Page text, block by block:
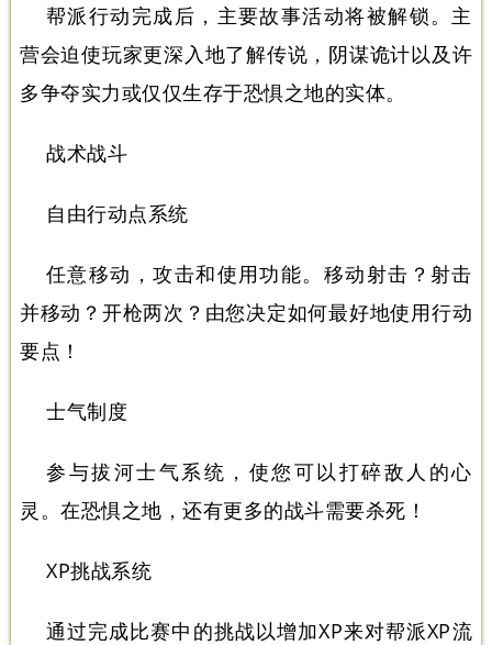
帮派行动完成后，主要故事活动将被解锁。主
营会迫使玩家更深入地了解传说，阴谋诡计以及许
多争夺实力或仅仅生存于恐惧之地的实体。
战术战斗
自由行动点系统
任意移动，攻击和使用功能。移动射击？射击
并移动？开枪两次？由您决定如何最好地使用行动
要点！
士气制度
参与拔河士气系统，使您可以打碎敌人的心
灵。在恐惧之地，还有更多的战斗需要杀死！
XP挑战系统
通过完成比赛中的挑战以增加XP来对帮派XP流